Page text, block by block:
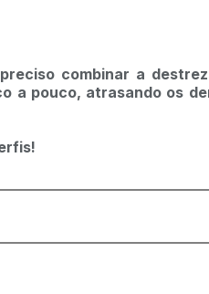
combinar a
a pouco, atrasando os